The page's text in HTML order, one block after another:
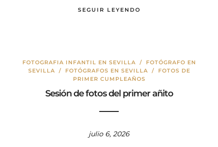
SEGUIR LEYENDO
FOTOGRAFIA INFANTIL EN SEVILLA /
FOTÓGRAFO EN
SEVILLA / FOTÓGRAFOS EN SEVILLA /
FOTOS DE
PRIMER CUMPLEAÑOS
Sesión de fotos del primer añito
julio 6, 2026